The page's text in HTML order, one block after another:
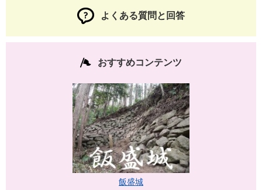
よくある質問と回答
おすすめコンテンツ
飯盛城